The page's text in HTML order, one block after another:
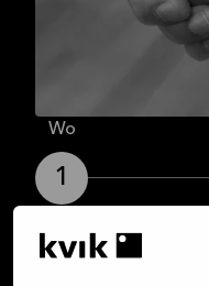
Wo
1
Buche ein